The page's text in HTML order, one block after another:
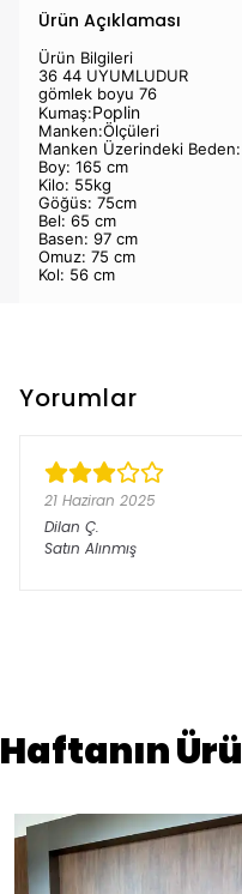
Ürün Açıklaması
Ürün Bilgileri
36 44 UYUMLUDUR
gömlek boyu 76
Kumaş:Poplin
Manken:Ölçüleri
Manken Üzerindeki
Boy: 165 cm
Kilo: 55kg
Göğüs: 75cm
Bel: 65 cm
Basen: 97 cm
Omuz: 75 cm
Kol: 56 cm
Yorumlar
21 Haziran 2025
Dilan Ç.
Satın Alınmış
Haftanın